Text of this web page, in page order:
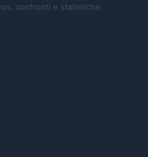
confronti e statistiche.